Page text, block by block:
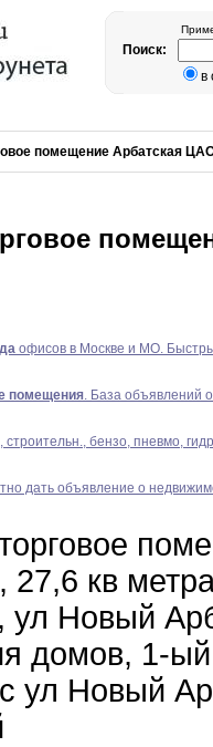
Поиск:
в
помещение Арбатская
офисов в Москве и МО.
помещения. База объявлений
бензо, пневмо,
дать объявление о
, 27,6 кв
, ул Новый
домов, 1-
ул Новый